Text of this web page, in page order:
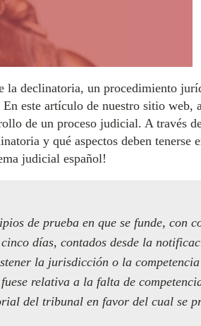
declinatoria, un procedimiento
este artículo de nuestro sitio web,
de un proceso judicial. A través
y qué aspectos deben tenerse
judicial español!
de prueba en que se funde, con
días, contados desde la
la jurisdicción o la
relativa a la falta de
del tribunal en favor del cual se